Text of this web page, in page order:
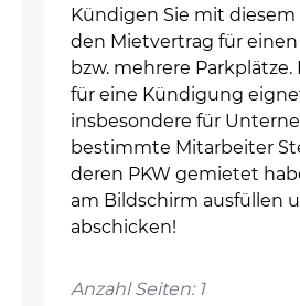
Kündigen Sie mit
den Mietvertrag für
bzw. mehrere Parkplätze.
für eine Kündigung
insbesondere für
bestimmte Mitarbeiter
deren PKW gemietet
am Bildschirm ausfüllen
abschicken!
Anzahl Seiten: 1